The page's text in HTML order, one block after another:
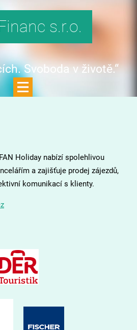
s.r.o.
Svoboda v životě.“
Holiday nabízí spolehlivou
a zajišťuje prodej zájezdů,
komunikací s klienty.